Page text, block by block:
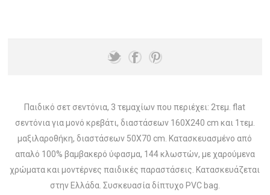
Παιδικό σετ σεντόνια, 3 τεμαχίων που περιέχει: 2τεμ. flat
σεντόνια για μονό κρεβάτι, διαστάσεων 160X240 cm και 1τεμ.
μαξιλαροθήκη, διαστάσεων 50X70 cm. Κατασκευασμένο από
απαλό 100% βαμβακερό ύφασμα, 144 κλωστών, με χαρούμενα
χρώματα και μοντέρνες παιδικές παραστάσεις. Κατασκευάζεται
στην Ελλάδα. Συσκευασία δίπτυχο PVC bag.